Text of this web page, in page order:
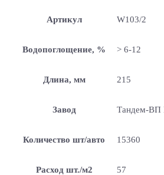
Артикул W103/2
Водопоглощение, % > 6-12
Длина, мм 215
Завод Тандем-ВП
Количество шт/авто 15360
Расход шт./м2 57